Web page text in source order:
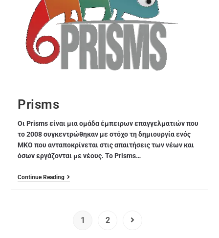
Prisms
Οι Prisms είναι μια ομάδα έμπειρων επαγγελματιών που
το 2008 συγκεντρώθηκαν με στόχο τη δημιουργία ενός
ΜΚΟ που ανταποκρίνεται στις απαιτήσεις των νέων και
όσων εργάζονται με νέους. Το Prisms…
Continue Reading
1 2